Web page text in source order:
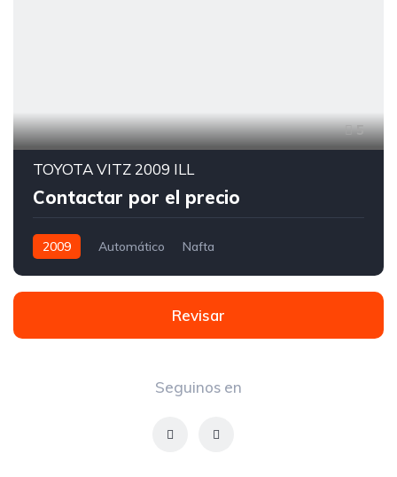
5
TOYOTA VITZ 2009 ILL
Contactar por el precio
2009 Automático Nafta
Seguinos en
Revisar